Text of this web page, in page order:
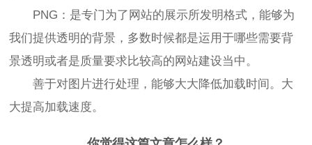
PNG：是专门为了网站的展示所发明格式，能够为
我们提供透明的背景，多数时候都是运用于哪些需要背
景透明或者是质量要求比较高的网站建设当中。
善于对图片进行处理，能够大大降低加载时间。大
大提高加载速度。